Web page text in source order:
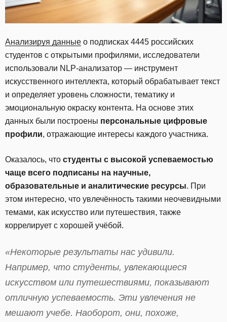
Анализируя данные о подписках 4445 российских
студентов с открытыми профилями, исследователи
использовали NLP-анализатор — инструмент
искусственного интеллекта, который обрабатывает текст
и определяет уровень сложности, тематику и
эмоциональную окраску контента. На основе этих
данных были построены персональные цифровые
профили, отражающие интересы каждого участника.
Оказалось, что студенты с высокой успеваемостью
чаще всего подписаны на научные,
образовательные и аналитические ресурсы. При
этом интересно, что увлечённость такими неочевидными
темами, как искусство или путешествия, также
коррелирует с хорошей учёбой.
«Некоторые результаты нас удивили.
Например, что студенты, увлекающиеся
искусством или путешествиями, показывают
отличную успеваемость. Эти увлечения не
мешают учебе. Наоборот, они, похоже,